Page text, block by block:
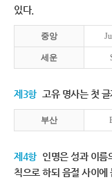
있다.
중앙
세운
제3항 고유 명사는 첫
부산
제4항 인명은 성과 이름
칙으로 하되 음절 사이에